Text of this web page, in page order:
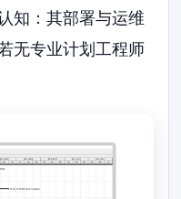
知：其部署与运维
无专业计划工程师